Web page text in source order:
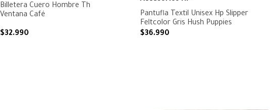
Billetera Cuero Hombre Th
Ventana Café
$32.990
Pantufla Textil Unisex Hp Slipper
Feltcolor Gris Hush Puppies
$36.990